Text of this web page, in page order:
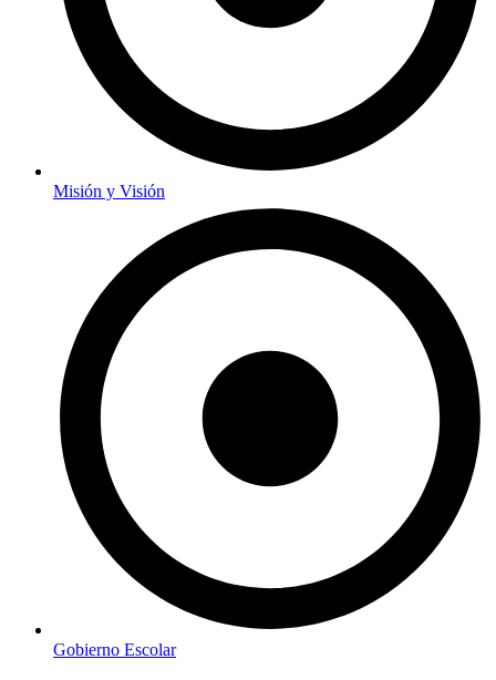
Misión y Visión
Gobierno Escolar